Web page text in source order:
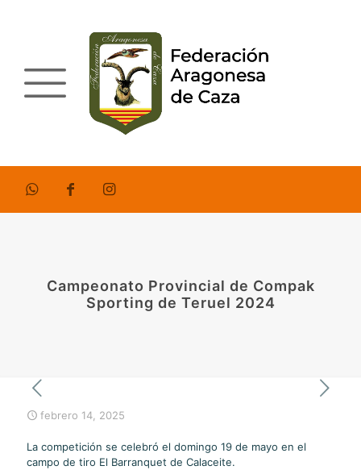
Campeonato Provincial de Compak
Sporting de Teruel 2024
febrero 14, 2025
La competición se celebró el domingo 19 de mayo en el
campo de tiro El Barranquet de Calaceite.